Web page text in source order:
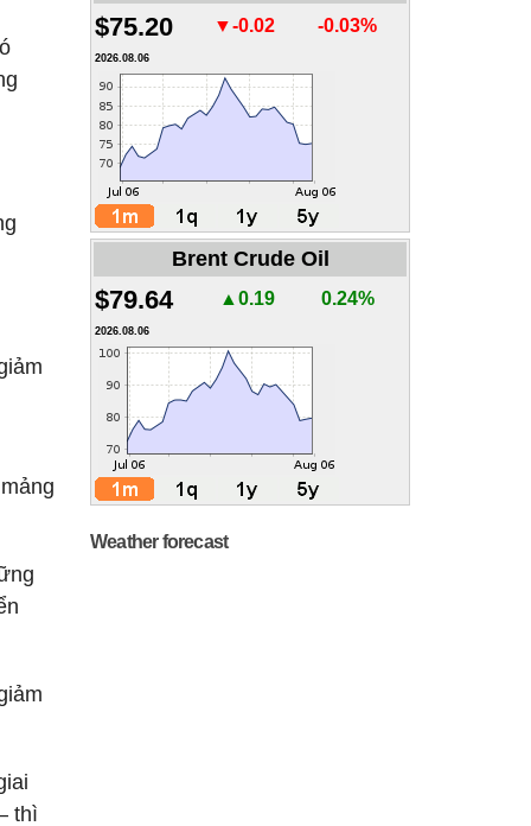
thì
$75.20 ▼-0.02 -0.03%
2026.08.06
Brent Crude Oil
$79.64 ▲0.19 0.24%
2026.08.06
Weather forecast